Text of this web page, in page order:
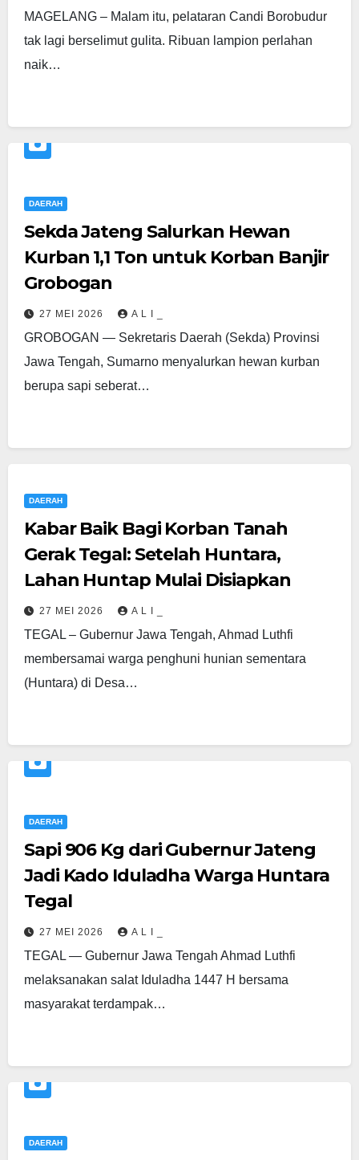
MAGELANG – Malam itu, pelataran Candi Borobudur
tak lagi berselimut gulita. Ribuan lampion perlahan
naik…
DAERAH
Sekda Jateng Salurkan Hewan
Kurban 1,1 Ton untuk Korban Banjir
Grobogan
27 MEI 2026 A L I _
GROBOGAN — Sekretaris Daerah (Sekda) Provinsi
Jawa Tengah, Sumarno menyalurkan hewan kurban
berupa sapi seberat…
DAERAH
Kabar Baik Bagi Korban Tanah
Gerak Tegal: Setelah Huntara,
Lahan Huntap Mulai Disiapkan
27 MEI 2026 A L I _
TEGAL – Gubernur Jawa Tengah, Ahmad Luthfi
membersamai warga penghuni hunian sementara
(Huntara) di Desa…
DAERAH
Sapi 906 Kg dari Gubernur Jateng
Jadi Kado Iduladha Warga Huntara
Tegal
27 MEI 2026 A L I _
TEGAL — Gubernur Jawa Tengah Ahmad Luthfi
melaksanakan salat Iduladha 1447 H bersama
masyarakat terdampak…
DAERAH